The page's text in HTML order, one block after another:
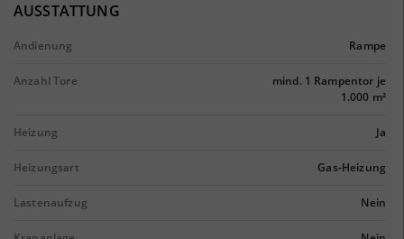
AUSSTATTUNG
Andienung Rampe
Anzahl Tore
mind. 1 Rampentor je
1.000 m²
Heizung Ja
Heizungsart Gas-Heizung
Lastenaufzug Nein